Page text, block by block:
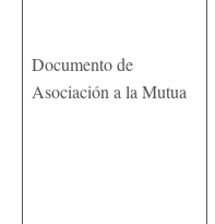
Documento de
Asociación a la Mutua